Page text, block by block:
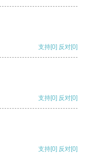
支持[0] 反对[0]
支持[0] 反对[0]
支持[0] 反对[0]